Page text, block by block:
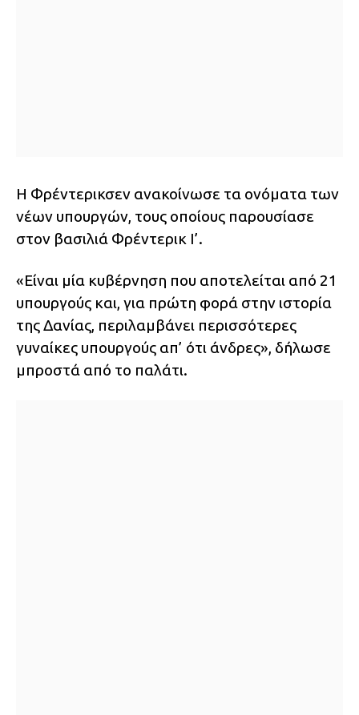
Η Φρέντερικσεν ανακοίνωσε τα ονόματα των
νέων υπουργών, τους οποίους παρουσίασε
στον βασιλιά Φρέντερικ Ι’.
«Είναι μία κυβέρνηση που αποτελείται από 21
υπουργούς και, για πρώτη φορά στην ιστορία
της Δανίας, περιλαμβάνει περισσότερες
γυναίκες υπουργούς απ’ ότι άνδρες», δήλωσε
μπροστά από το παλάτι.